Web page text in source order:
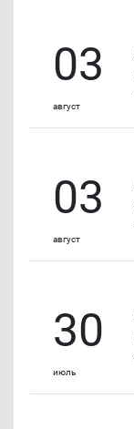
03
август
03
август
30
июль